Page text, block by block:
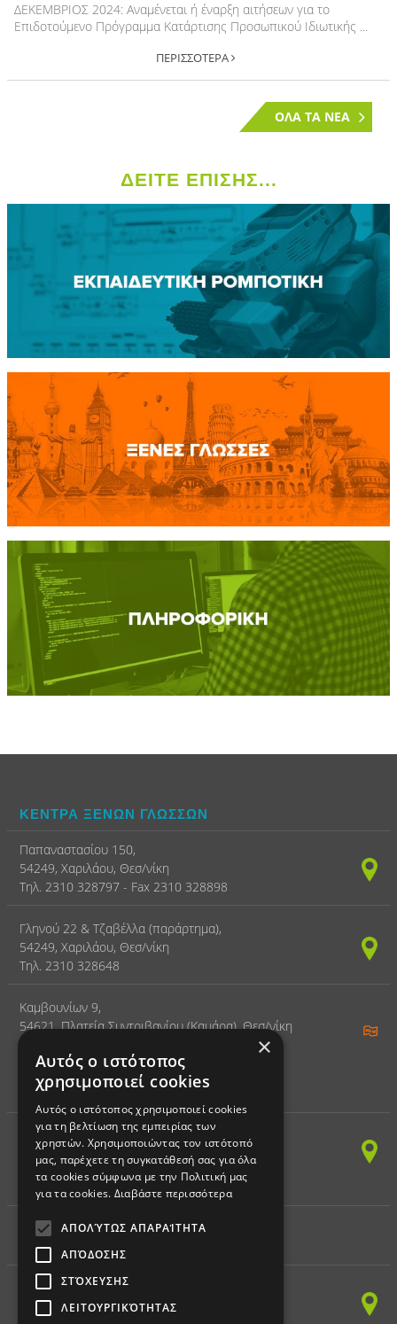
ΔΕΚΕΜΒΡΙΟΣ 2024: Αναμένεται ή έναρξη αιτήσεων για το
Επιδοτούμενο Πρόγραμμα Κατάρτισης Προσωπικού Ιδιωτικής ...
ΠΕΡΙΣΣΟΤΕΡΑ
ΟΛΑ ΤΑ ΝΕΑ
ΔΕΙΤΕ ΕΠΙΣΗΣ...
ΚΕΝΤΡΑ ΞΕΝΩΝ ΓΛΩΣΣΩΝ
Παπαναστασίου 150,
54249, Χαριλάου, Θεσ/νίκη
Τηλ. 2310 328797 - Fax 2310 328898
Γληνού 22 & Τζαβέλλα (παράρτημα),
54249, Χαριλάου, Θεσ/νίκη
Τηλ. 2310 328648
Καμβουνίων 9,
54621, Πλατεία Συντριβανίου (Καμάρα), Θεσ/νίκη
ΚΕΝΤΡΟ ΔΙΑ ΒΙΟΥ ΜΑΘΗΣΗΣ
(ΠΛΗΡΟΦΟΡΙΚΗ)
Παπαναστασίου 150,
54249, Χαριλάου, Θεσ/νίκη
Τηλ. 2310 328797 - Fax 2310 328898
ΕΚΠΑΙΔΕΥΤΙΚΗ ΡΟΜΠΟΤΙΚΗ
Παπαναστασίου 150,
54249, Χαριλάου, Θεσ/νίκη
Τηλ. 2310 328797 - Fax 2310 328898
×
Αυτός ο ιστότοπος
χρησιμοποιεί cookies
Αυτός ο ιστότοπος χρησιμοποιεί cookies
για τη βελτίωση της εμπειρίας των
χρηστών. Χρησιμοποιώντας τον ιστότοπό
μας, παρέχετε τη συγκατάθεσή σας για όλα
τα cookies σύμφωνα με την Πολιτική μας
για τα cookies. Διαβάστε περισσότερα
ΑΠΟΛΎΤΩΣ ΑΠΑΡΑΊΤΗΤΑ
ΑΠΌΔΟΣΗΣ
ΣΤΌΧΕΥΣΗΣ
ΛΕΙΤΟΥΡΓΙΚΌΤΗΤΑΣ